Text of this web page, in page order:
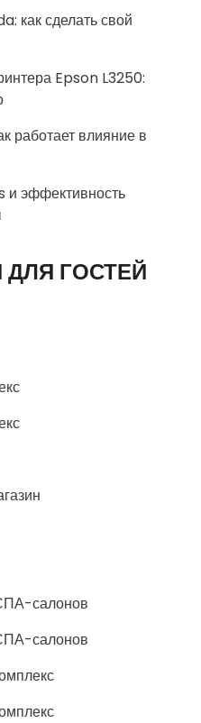
как сделать свой
Epson L3250:
работает влияние в
и эффективность
ГОСТЕЙ
салонов
салонов